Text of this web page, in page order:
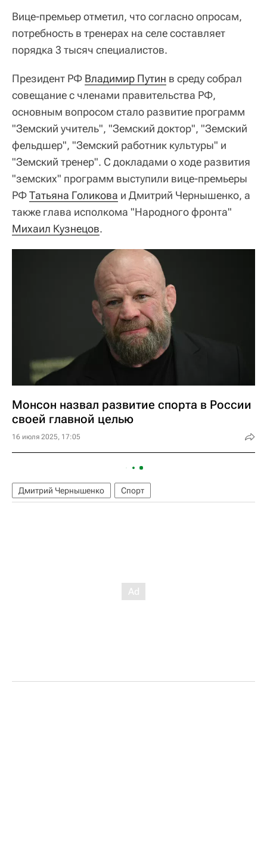
Вице-премьер отметил, что согласно опросам,
потребность в тренерах на селе составляет
порядка 3 тысяч специалистов.
Президент РФ Владимир Путин в среду собрал
совещание с членами правительства РФ,
основным вопросом стало развитие программ
"Земский учитель", "Земский доктор", "Земский
фельдшер", "Земский работник культуры" и
"Земский тренер". С докладами о ходе развития
"земских" программ выступили вице-премьеры
РФТатьяна Голикова и Дмитрий Чернышенко, а
также глава исполкома "Народного фронта"
Михаил Кузнецов.
Монсон назвал развитие спорта в России
своей главной целью
16 июля 2025, 17:05
Дмитрий Чернышенко Спорт